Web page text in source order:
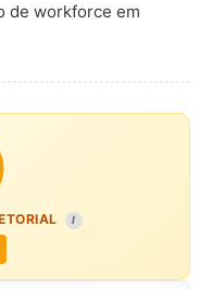
de workforce em
I